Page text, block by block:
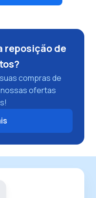
reposição de
compras de
ofertas